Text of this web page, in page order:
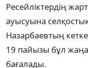
Ресейліктердің
ауысуына
Назарбаевтың
19 пайызы бұл
бағалады.